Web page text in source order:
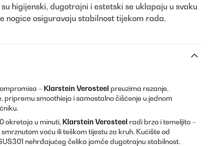
higijenski, dugotrajni i estetski se uklapaju u svaku
nogice osiguravaju stabilnost tijekom rada.
– Klarstein Verosteel preuzima rezanje,
pripremu smoothieja i samostalno čišćenje u jednom
okretaja u minuti, Klarstein Verosteel radi brzo i temeljito –
voću ili teškom tijestu za kruh. Kućište od
nehrđajućeg čelika jamče dugotrajnu stabilnost.